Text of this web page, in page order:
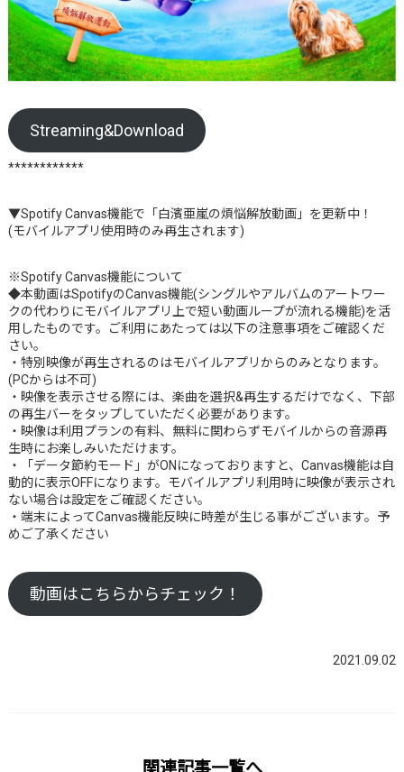
Streaming&Download
************
▼Spotify Canvas機能で「白濱亜嵐の煩悩解放動画」を更新中！
(モバイルアプリ使用時のみ再生されます)
※Spotify Canvas機能について
◆本動画はSpotifyのCanvas機能(シングルやアルバムのアートワー
クの代わりにモバイルアプリ上で短い動画ループが流れる機能)を活
用したものです。ご利用にあたっては以下の注意事項をご確認くだ
さい。
・特別映像が再生されるのはモバイルアプリからのみとなります。
(PCからは不可)
・映像を表示させる際には、楽曲を選択&再生するだけでなく、下部
の再生バーをタップしていただく必要があります。
・映像は利用プランの有料、無料に関わらずモバイルからの音源再
生時にお楽しみいただけます。
・「データ節約モード」がONになっておりますと、Canvas機能は自
動的に表示OFFになります。モバイルアプリ利用時に映像が表示され
ない場合は設定をご確認ください。
・端末によってCanvas機能反映に時差が生じる事がございます。予
めご了承ください
動画はこちらからチェック！
2021.09.02
関連記事一覧へ